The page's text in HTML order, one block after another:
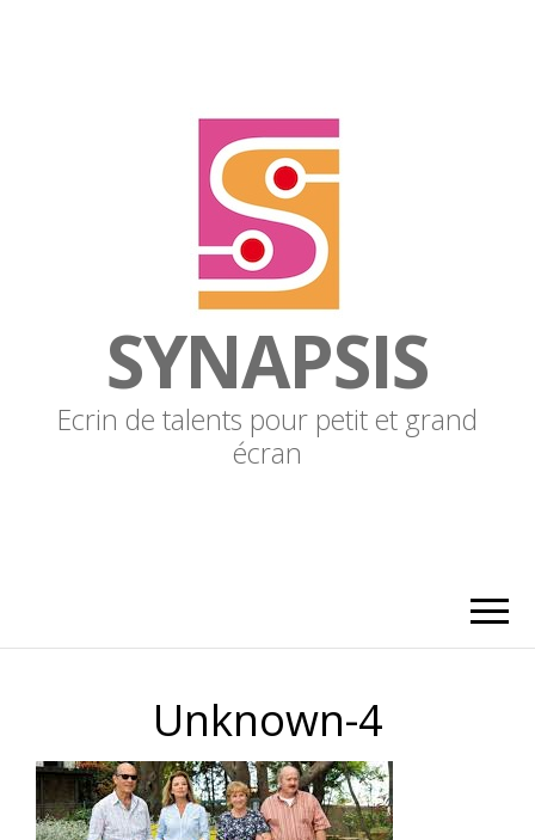
SYNAPSIS
Ecrin de talents pour petit et grand
écran
Unknown-4